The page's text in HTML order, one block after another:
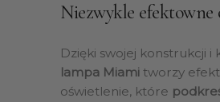
Niezwykle efektowne
Dzięki swojej konstrukcji i
lampa Miami tworzy
oświetlenie, które